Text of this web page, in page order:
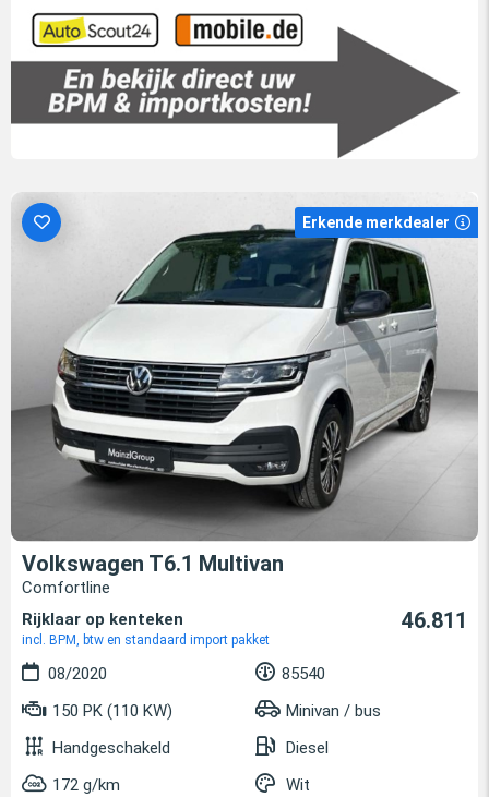
Erkende merkdealer
Volkswagen T6.1 Multivan
Comfortline
Rijklaar op kenteken
incl. BPM, btw en standaard import pakket
46.811
08/2020
85540
150 PK (110 KW)
Minivan / bus
Handgeschakeld
Diesel
172 g/km
Wit